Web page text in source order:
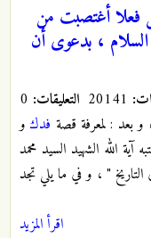
أغتصبت من
السلام ، بدعوى أن
التعليقات:
و بعد : لمعرفة قصة فدك و
آية الله الشهيد السيد محمد
" ، و في ما يلي تجد
اقرأ المزيد